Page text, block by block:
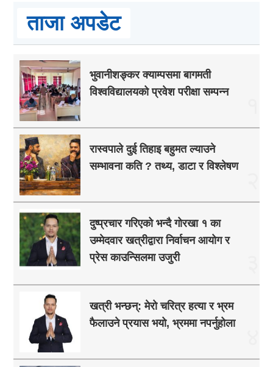
ताजा अपडेट
भुवानीशङ्कर क्याम्पसमा बागमती
विश्वविद्यालयको प्रवेश परीक्षा सम्पन्न
रास्वपाले दुई तिहाइ बहुमत ल्याउने
सम्भावना कति ? तथ्य, डाटा र विश्लेषण
दुष्प्रचार गरिएको भन्दै गोरखा १ का
उम्मेदवार खत्रीद्वारा निर्वाचन आयोग र
प्रेस काउन्सिलमा उजुरी
खत्री भन्छन्: मेरो चरित्र हत्या र भ्रम
फैलाउने प्रयास भयो, भ्रममा नपर्नुहोला